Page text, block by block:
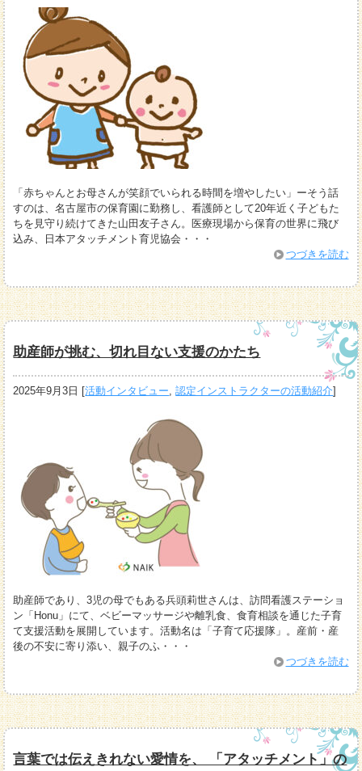
「赤ちゃんとお母さんが笑顔でいられる時間を増やしたい」ーそう話
すのは、名古屋市の保育園に勤務し、看護師として20年近く子どもた
ちを見守り続けてきた山田友子さん。医療現場から保育の世界に飛び
込み、日本アタッチメント育児協会・・・
つづきを読む
助産師が挑む、切れ目ない支援のかたち
2025年9月3日 [活動インタビュー,認定インストラクターの活動紹介]
助産師であり、3児の母でもある兵頭莉世さんは、訪問看護ステーショ
ン「Honu」にて、ベビーマッサージや離乳食、食育相談を通じた子育
て支援活動を展開しています。活動名は「子育て応援隊」。産前・産
後の不安に寄り添い、親子のふ・・・
つづきを読む
言葉では伝えきれない愛情を、 「アタッチメント」の